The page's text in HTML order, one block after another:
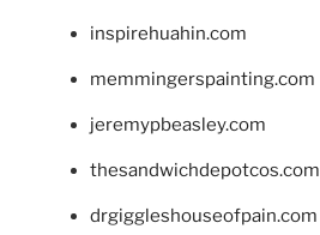
inspirehuahin.com
memmingerspainting.com
jeremypbeasley.com
thesandwichdepotcos.com
drgiggleshouseofpain.com